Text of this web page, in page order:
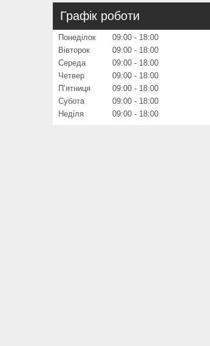
Графік роботи
Понеділок 09:00
18:00
Вівторок
09:00
18:00
Середа
09:00
18:00
Четвер
09:00
18:00
Пʼятниця
09:00
18:00
Субота
09:00
18:00
Неділя
09:00 18:00